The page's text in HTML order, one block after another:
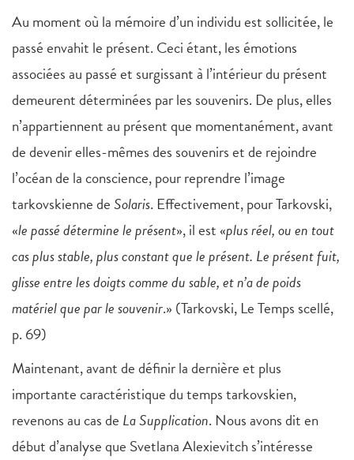
Au moment où la mémoire d’un individu est sollicitée, le
passé envahit le présent. Ceci étant, les émotions
associées au passé et surgissant à l’intérieur du présent
demeurent déterminées par les souvenirs. De plus, elles
n’appartiennent au présent que momentanément, avant
de devenir elles-mêmes des souvenirs et de rejoindre
l’océan de la conscience, pour reprendre l’image
tarkovskienne deSolaris. Effectivement, pour Tarkovski,
«le passé détermine le présent», il est «plus réel, ou en tout
cas plus stable, plus constant que le présent. Le présent fuit,
glisse entre les doigts comme du sable, et n’a de poids
matériel que par le souvenir.» (Tarkovski, Le Temps scellé,
p. 69)
Maintenant, avant de définir la dernière et plus
importante caractéristique du temps tarkovskien,
revenons au cas de La Supplication. Nous avons dit en
début d’analyse que Svetlana Alexievitch s’intéresse